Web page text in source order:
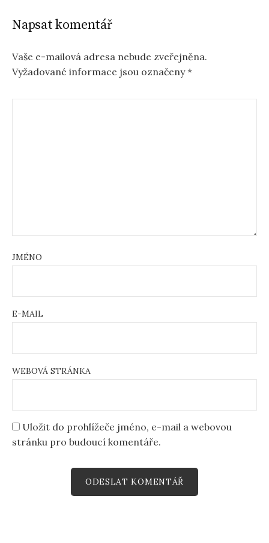
Napsat komentář
Vaše e-mailová adresa nebude zveřejněna.
Vyžadované informace jsou označeny*
JMÉNO
E-MAIL
WEBOVÁ STRÁNKA
Uložit do prohlížeče jméno, e-mail a webovou
stránku pro budoucí komentáře.